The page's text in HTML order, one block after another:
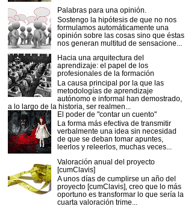
Palabras para una opinión.
Sostengo la hipótesis de que no nos
formulamos automáticamente una
opinión sobre las cosas sino que éstas
nos generan multitud de sensacione...
Hacia una arquitectura del
aprendizaje: el papel de los
profesionales de la formación
La causa principal por la que las
metodologías de aprendizaje
autónomo e informal han demostrado,
a lo largo de la historia, ser realmen...
El poder de "contar un cuento"
La forma más efectiva de transmitir
verbalmente una idea sin necesidad
de que se deban tomar apuntes,
leerlos y releerlos, muchas veces...
Valoración anual del proyecto
[cumClavis]
A unos días de cumplirse un año del
proyecto [cumClavis], creo que lo más
oportuno es transformar lo que sería la
cuarta valoración trime...